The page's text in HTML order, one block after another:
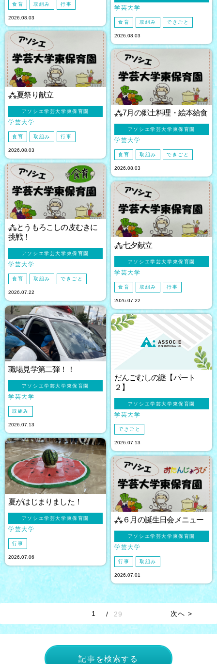
食育 取組み 行事
2026.08.03
学芸大学
食育 取組み できごと
2026.08.03
⁂夏祭り献立
アソシエ学芸大学東保育園
学芸大学
食育 取組み 行事
2026.08.03
⁂7月の郷土料理・絵本給食
アソシエ学芸大学東保育園
学芸大学
食育 取組み できごと
2026.08.03
⁂とうもろこしの皮むきに
挑戦！
アソシエ学芸大学東保育園
学芸大学
食育 取組み できごと
2026.07.22
⁂七夕献立
アソシエ学芸大学東保育園
学芸大学
食育 取組み 行事
2026.07.22
職場見学第二弾！！
アソシエ学芸大学東保育園
学芸大学
取組み
2026.07.13
だんごむしの謎【パート
２】
アソシエ学芸大学東保育園
学芸大学
できごと
2026.07.13
夏がはじまりました！
アソシエ学芸大学東保育園
学芸大学
行事
2026.07.06
⁂６月の誕生日会メニュー
アソシエ学芸大学東保育園
学芸大学
行事 取組み
2026.07.01
1 次へ >
/ 29
記事を検索する